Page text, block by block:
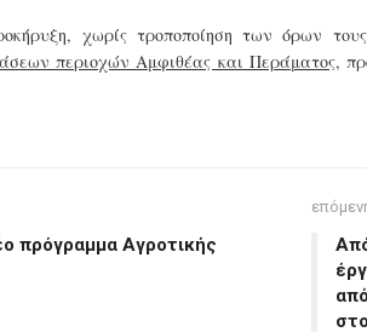
χωρίς τροποποίηση των όρων
περιοχών Αμφιθέας και Περάματος,
πρόγραμμα Αγροτικής